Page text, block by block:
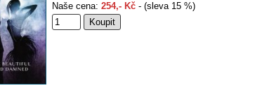
Naše cena: 254,- Kč - (sleva 15 %)